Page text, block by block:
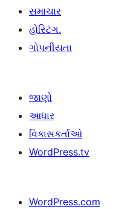
સમાચાર
હોસ્ટિંગ.
ગોપનીયતા
જાણો
આધાર
વિકાસકર્તાઓ
WordPress.tv
WordPress.com